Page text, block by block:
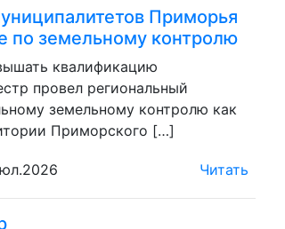
Приморья
по земельному контролю
квалификацию
провел региональный
земельному контролю как
Приморского […]
Читать